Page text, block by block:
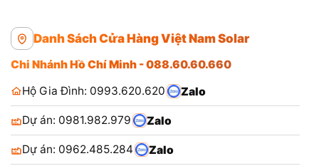
Danh Sách Cửa Hàng Việt Nam Solar
Chi Nhánh Hồ Chí Minh - 088.60.60.660
Hộ Gia Đình: 0993.620.620
Zalo
Dự án: 0981.982.979 Zalo
Dự án: 0962.485.284 Zalo